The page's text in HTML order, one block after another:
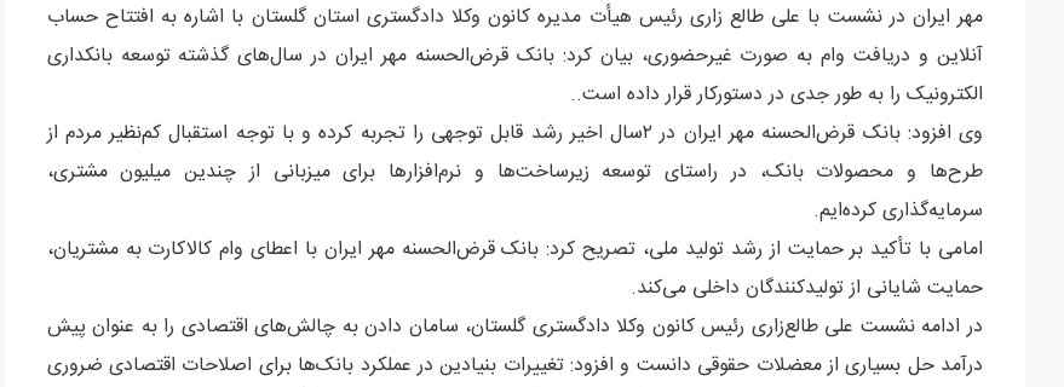
مهر ایران در نشست با علی طالع زاری رئیس هیأت مدیره کانون وکلا دادگستری استان گلستان با اشاره به افتتاح حساب
آنلاین و دریافت وام به صورت غیرحضوری، بیان کرد: بانک قرض‌الحسنه مهر ایران در سال‌های گذشته توسعه بانکداری
الکترونیک را به طور جدی در دستورکار قرار داده است..
وی افزود: بانک قرض‌الحسنه مهر ایران در ۲سال اخیر رشد قابل توجهی را تجربه کرده و با توجه استقبال کم‌نظیر مردم از
طرح‌ها و محصولات بانک، در راستای توسعه زیرساخت‌ها و نرم‌افزارها برای میزبانی از چندین میلیون مشتری،
سرمایه‌گذاری کرده‌ایم.
امامی با تأکید بر حمایت از رشد تولید ملی، تصریح کرد: بانک قرض‌الحسنه مهر ایران با اعطای وام کالاکارت به مشتریان،
حمایت شایانی از تولیدکنندگان داخلی می‌کند.
در ادامه نشست علی طالع‌زاری رئیس کانون وکلا دادگستری گلستان، سامان دادن به چالش‌های اقتصادی را به عنوان پیش‌
درآمد حل بسیاری از معضلات حقوقی دانست و افزود: تغییرات بنیادین در عملکرد بانک‌ها برای اصلاحات اقتصادی ضروری